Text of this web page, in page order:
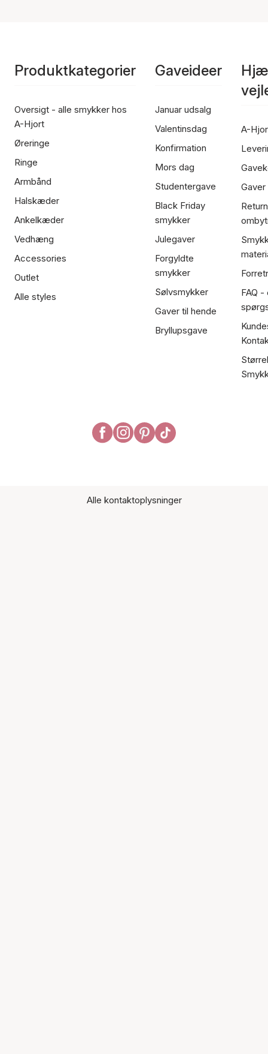
Produktkategorier
Oversigt - alle smykker hos
A-Hjort
Øreringe
Ringe
Armbånd
Halskæder
Ankelkæder
Vedhæng
Accessories
Outlet
Alle styles
Gaveideer
Januar udsalg
Valentinsdag
Konfirmation
Mors dag
Studentergave
Black Friday
smykker
Julegaver
Forgyldte
smykker
Sølvsmykker
Gaver til hende
Bryllupsgave
A-
FAQ
Alle kontaktoplysninger